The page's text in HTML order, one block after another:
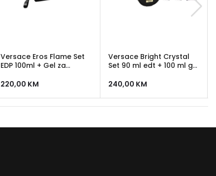
Versace Eros Flame Set
EDP 100ml + Gel za
220,00 KM
Versace Bright Crystal
Set 90 ml edt + 100 ml gel
losion + Versace neseser
240,00 KM